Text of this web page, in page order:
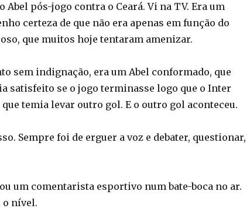
Abel pós-jogo contra o Ceará. Vi na TV. Era um
certeza de que não era apenas em função do
que muitos hoje tentaram amenizar.
sem indignação, era um Abel conformado, que
satisfeito se o jogo terminasse logo que o Inter
temia levar outro gol. E o outro gol aconteceu.
Sempre foi de erguer a voz e debater, questionar,
um comentarista esportivo num bate-boca no ar.
o nível.